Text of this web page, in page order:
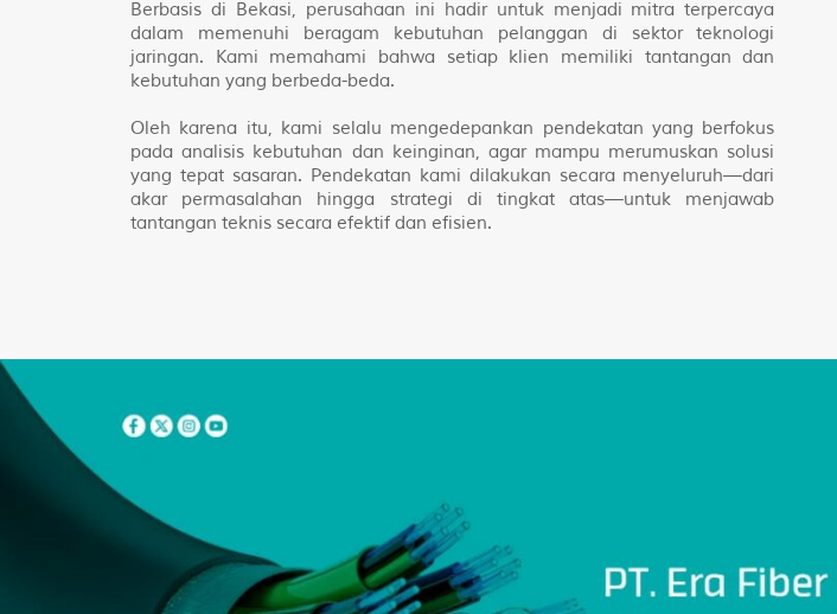
Berbasis di Bekasi, perusahaan ini hadir untuk menjadi mitra terpercaya
dalam memenuhi beragam kebutuhan pelanggan di sektor teknologi
jaringan. Kami memahami bahwa setiap klien memiliki tantangan dan
kebutuhan yang berbeda-beda.
Oleh karena itu, kami selalu mengedepankan pendekatan yang berfokus
pada analisis kebutuhan dan keinginan, agar mampu merumuskan solusi
yang tepat sasaran. Pendekatan kami dilakukan secara menyeluruh—dari
akar permasalahan hingga strategi di tingkat atas—untuk menjawab
tantangan teknis secara efektif dan efisien.